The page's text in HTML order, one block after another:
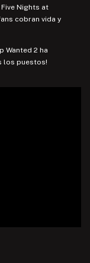
Nights at
cobran vida y
Wanted 2 ha
los puestos!